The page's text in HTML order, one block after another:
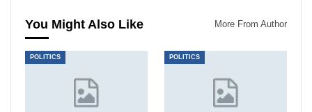
You Might Also Like More From Author
POLITICS POLITICS